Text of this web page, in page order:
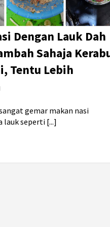
Dengan Lauk Dah
Sahaja
Tentu Lebih
gemar makan nasi
lauk seperti [...]